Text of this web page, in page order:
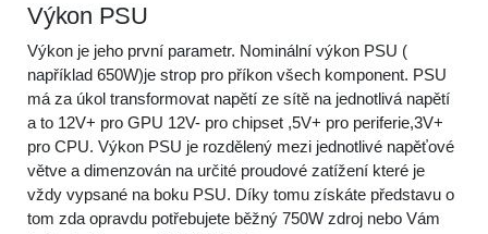
Výkon PSU
Výkon je jeho první parametr. Nominální výkon PSU (
například 650W)je strop pro příkon všech komponent. PSU
má za úkol transformovat napětí ze sítě na jednotlivá napětí
a to 12V+ pro GPU 12V- pro chipset ,5V+ pro periferie,3V+
pro CPU. Výkon PSU je rozdělený mezi jednotlivé napěťové
větve a dimenzován na určité proudové zatížení které je
vždy vypsané na boku PSU. Díky tomu získáte představu o
tom zda opravdu potřebujete běžný 750W zdroj nebo Vám